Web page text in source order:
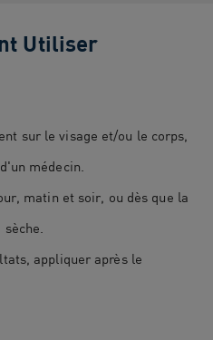
Utiliser
sur le visage et/ou le corps,
médecin.
matin et soir, ou dès que la
appliquer après le